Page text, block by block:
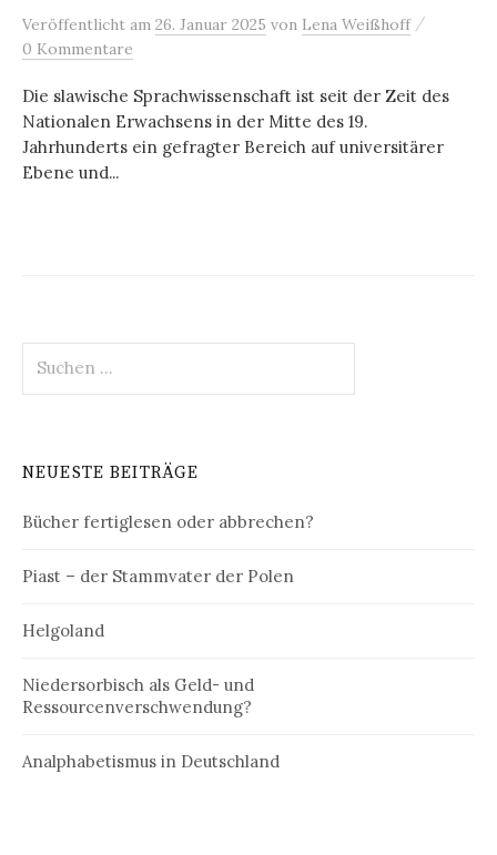
Veröffentlicht am 26. Januar 2025 von Lena Weißhoff /
0 Kommentare
Die slawische Sprachwissenschaft ist seit der Zeit des
Nationalen Erwachsens in der Mitte des 19.
Jahrhunderts ein gefragter Bereich auf universitärer
Ebene und...
nach:
NEUESTE BEITRÄGE
Bücher fertiglesen oder abbrechen?
Piast – der Stammvater der Polen
Helgoland
Niedersorbisch als Geld- und
Ressourcenverschwendung?
Analphabetismus in Deutschland